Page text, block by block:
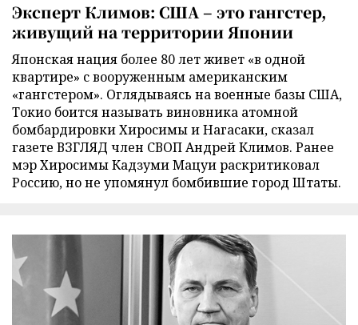
Эксперт Климов: США – это гангстер,
живущий на территории Японии
Японская нация более 80 лет живет «в одной
квартире» с вооруженным американским
«гангстером». Оглядываясь на военные базы США,
Токио боится называть виновника атомной
бомбардировки Хиросимы и Нагасаки, сказал
газете ВЗГЛЯД член СВОП Андрей Климов. Ранее
мэр Хиросимы Кадзуми Мацуи раскритиковал
Россию, но не упомянул бомбившие город Штаты.